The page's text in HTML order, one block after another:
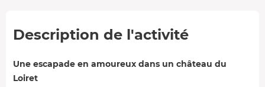
Description de l'activité
Une escapade en amoureux dans un château du
Loiret